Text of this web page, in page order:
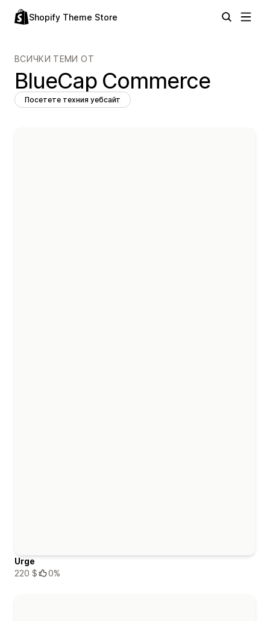
Shopify Theme Store
ВСИЧКИ ТЕМИ ОТ
BlueCap Commerce
Посетете техния уебсайт
Urge
220 $
0%